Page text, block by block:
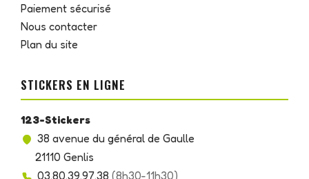
Paiement sécurisé
Nous contacter
Plan du site
STICKERS EN LIGNE
123-Stickers
38 avenue du général de Gaulle
21110 Genlis
03.80.39.97.38 (8h30-11h30)